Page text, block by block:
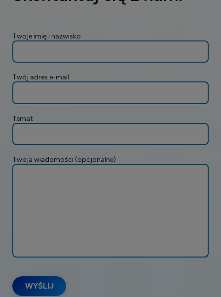
DEXOFTYAL® ŻEL
Twoje imię i nazwisko
Twój adres e-mail
Temat
Twoja wiadomości (opcjonalne)